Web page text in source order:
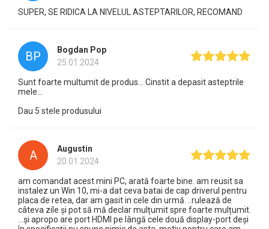
SUPER, SE RIDICA LA NIVELUL ASTEPTARILOR, RECOMAND
BP
Bogdan Pop
25.01.2024
Sunt foarte multumit de produs... Cinstit a depasit asteptrile
mele...
Dau 5 stele produsului
A
Augustin
20.01.2024
am comandat acest mini PC, arată foarte bine. am reusit sa
instalez un Win 10, mi-a dat ceva batai de cap driverul pentru
placa de retea, dar am gasit in cele din urmă. ..rulează de
câteva zile și pot să mă declar mulțumit spre foarte mulțumit.
...și apropo are port HDMI pe lângă cele două display-port deși